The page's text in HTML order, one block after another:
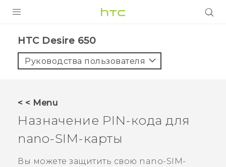
5G
VIVERSE
ПОДДЕРЖКА
HTC Desire 650‎
Руководства пользователя
< < Menu
Назначение PIN-кода для
nano-SIM-карты
Вы можете защитить свою nano-SIM -